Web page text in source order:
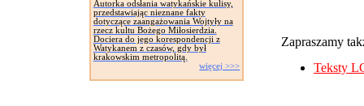
Autorka odsłania watykańskie kulisy,
przedstawiając nieznane fakty
dotyczące zaangażowania Wojtyły na
rzecz kultu Bożego Miłosierdzia.
Dociera do jego korespondencji z
Watykanem z czasów, gdy był
krakowskim metropolitą.
więcej >>>
Zapraszamy
Teksty